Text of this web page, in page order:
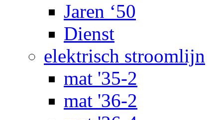
Jaren ‘50
Dienst
elektrisch stroomlijn
mat '35-2
mat '36-2